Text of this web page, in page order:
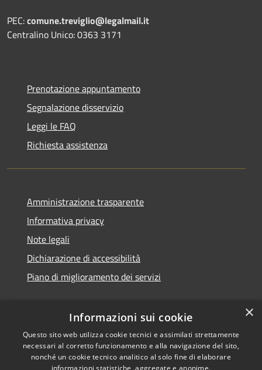
PEC:comune.treviglio@legalmail.it
Centralino Unico: 0363 3171
Prenotazione appuntamento
Segnalazione disservizio
Leggi le FAQ
Richiesta assistenza
Amministrazione trasparente
Informativa privacy
Note legali
Dichiarazione di accessibilità
Piano di miglioramento dei servizi
RSS
Accessibilità
Privacy
Copyright © 2026 • Comune di
Treviglio • Powered by
Municipium•Accesso
×
Informazioni sui cookie
Questo sito web utilizza cookie tecnici e assimilati strettamente
necessari al corretto funzionamento e alla navigazione del sito,
nonché un cookie tecnico analitico al solo fine di elaborare
informazioni statistiche, aggregate e anonime.